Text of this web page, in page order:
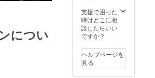
につい
りま
す。日
時はご
相談）
支援で困った
時はどこに相
談したらいい
ですか？
ヘルプページを
見る